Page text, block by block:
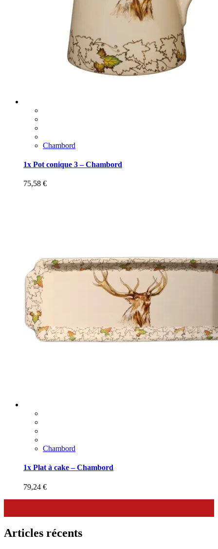
Chambord
1x Pot conique 3 – Chambord
75,58 €
Chambord
1x Plat à cake – Chambord
79,24 €
Articles récents